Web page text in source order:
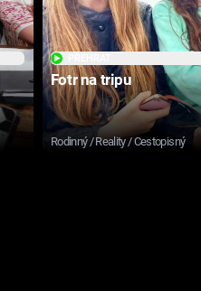
Fotr na tripu
Rodinný / Reality / Cestopisný